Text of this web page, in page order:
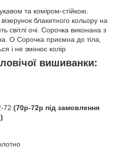
та коміром-стійкою.
блакитного кольору на
світлі очі. Сорочка виконана з
О Сорочка приємна до тіла,
і не змінює колір
вишиванки:
72 (70р-72р під замовлення